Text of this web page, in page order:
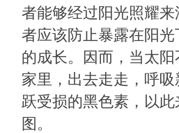
者能够经过阳光照耀
者应该防止暴露在阳
的成长。因而，当太
家里，出去走走，呼
跃受损的黑色素，以
图。